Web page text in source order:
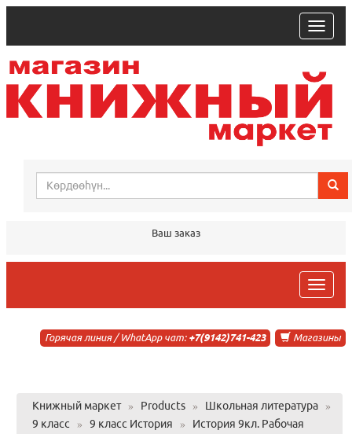
trk
Ваш заказ
trk
Магазины
Горячая линия / WhatApp чат: +7(9142)741-423
Книжный маркет » Products » Школьная литература
»
9 класс
» 9 класс История »
История 9кл. Рабочая